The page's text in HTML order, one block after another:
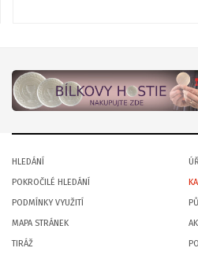
HLEDÁNÍ
POKROČILÉ HLEDÁNÍ
PODMÍNKY VYUŽITÍ
MAPA STRÁNEK
TIRÁŽ